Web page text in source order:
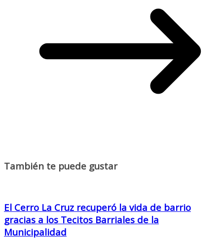
También te puede gustar
El Cerro La Cruz recuperó la vida de barrio
gracias a los Tecitos Barriales de la
Municipalidad